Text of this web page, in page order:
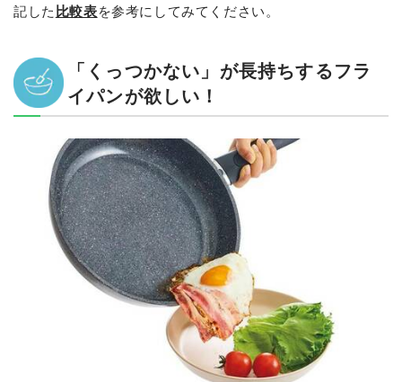
記した比較表を参考にしてみてください。
「くっつかない」が長持ちするフラ
イパンが欲しい！